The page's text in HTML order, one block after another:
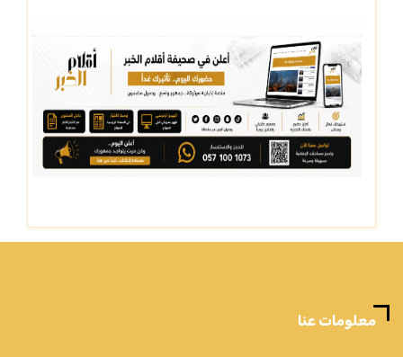
معلومات عنا